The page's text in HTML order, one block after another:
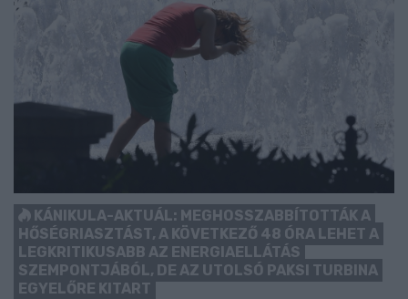
KÁNIKULA-AKTUÁL: MEGHOSSZABBÍTOTTÁK A
HŐSÉGRIASZTÁST, A KÖVETKEZŐ 48 ÓRA LEHET A
LEGKRITIKUSABB AZ ENERGIAELLÁTÁS
SZEMPONTJÁBÓL, DE AZ UTOLSÓ PAKSI TURBINA
EGYELŐRE KITART